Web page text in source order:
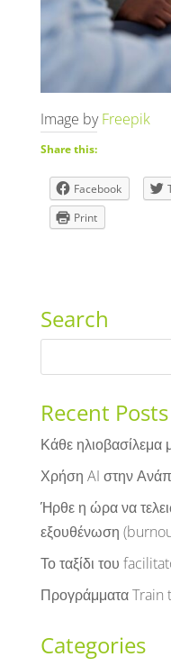
Image byFreepik
Share this:
Facebook
Print
Search
Recent Posts
Κάθε ηλιοβασίλεμα
Χρήση AI στην
Ήρθε η ώρα να
εξουθένωση
Το ταξίδι του
Προγράμματα Train
Categories